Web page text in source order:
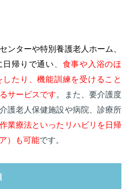
ンターや特別養護老人ホーム、
日帰りで通い
食事や入浴のほ
たり、機能訓練を受けること
サービスです。また、要介護度
護老人保健施設や病院、診療所
業療法といったリハビリを日帰
）も可能です。